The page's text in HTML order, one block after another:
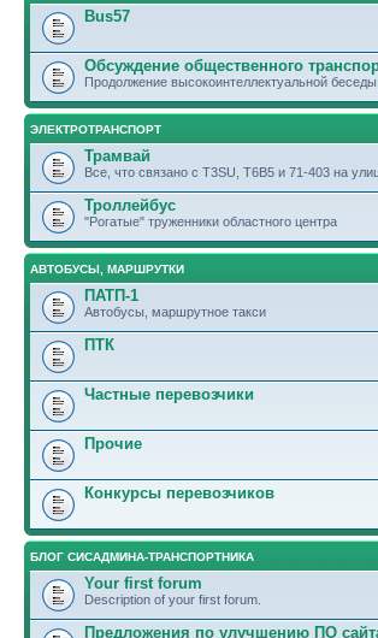
Bus57
Обсуждение общественного
Продолжение высокоинтеллектуальной беседы
ЭЛЕКТРОТРАНСПОРТ
Трамвай
Все, что связано с T3SU, T6B5 и 71-403 на
Троллейбус
"Рогатые" труженники областного центра
АВТОБУСЫ, МАРШРУТКИ
ПАТП-1
Автобусы, маршрутное такси
ПТК
Частные перевозчики
Прочие
Конкурсы перевозчиков
БЛОГ СИСАДМИНА-ТРАНСПОРТНИКА
Your first forum
Description of your first forum.
Предложения по улучшению ПО